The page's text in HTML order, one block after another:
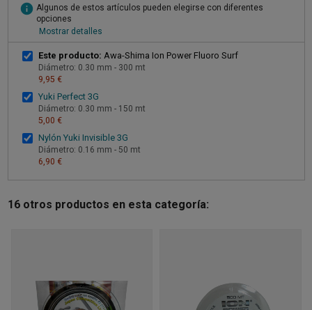
info Algunos de estos artículos pueden elegirse con diferentes
opciones
Mostrar detalles
Este producto: Awa-Shima Ion Power Fluoro Surf
Diámetro: 0.30 mm - 300 mt
9,95 €
Yuki Perfect 3G
Diámetro: 0.30 mm - 150 mt
5,00 €
Nylón Yuki Invisible 3G
Diámetro: 0.16 mm - 50 mt
6,90 €
16 otros productos en esta categoría: